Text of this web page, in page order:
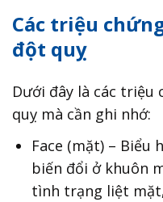
Các triệu
đột quỵ
Dưới đây là các
quỵ mà cần ghi nhớ:
Face (mặt) – Biểu
biến đổi ở khuôn
tình trạng liệt